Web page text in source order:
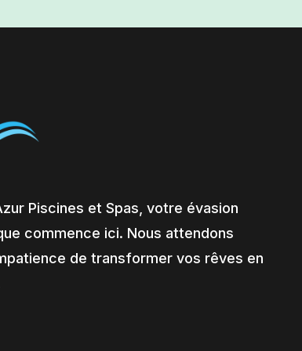
Piscines et Spas, votre évasion
commence ici. Nous attendons
de transformer vos rêves en